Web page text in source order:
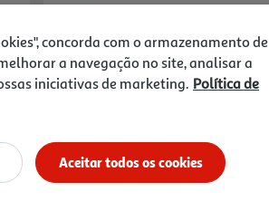
Price reduced from
to
12,19 €
de 6/8/2026 a 19/8/2026
Notas de preparação
concorda com o armazenamento de
a navegação no site, analisar a
iniciativas de marketing. Política de
Aceitar todos os cookies